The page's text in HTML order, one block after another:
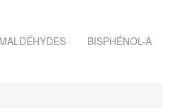
BISPHÉNOL-A